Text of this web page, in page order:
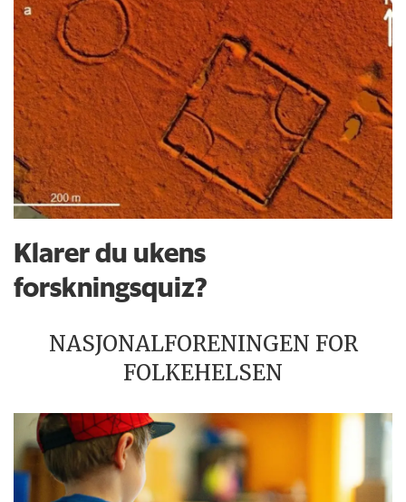
Klarer du ukens
forskningsquiz?
NASJONALFORENINGEN FOR
FOLKEHELSEN